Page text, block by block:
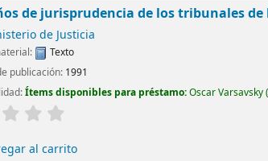
de jurisprudencia de los tribunales
de Justicia
Texto
publicación: 1991
Ítems disponibles para préstamo:Oscar Varsavsky
al carrito